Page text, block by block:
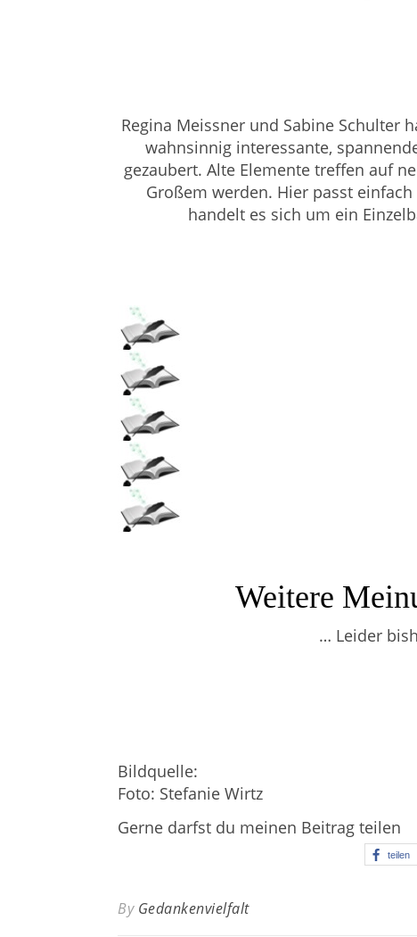
Regina Meissner und Sabine Schulter
wahnsinnig interessante,
gezaubert. Alte Elemente treffen auf
Großem werden. Hier passt
handelt es sich um ein
Weitere
… Leider
Bildquelle:
Foto: Stefanie Wirtz
Gerne darfst du meinen Beitrag teilen
teilen
By Gedankenvielfalt